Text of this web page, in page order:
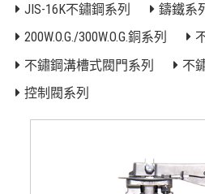
JIS-16K不鏽鋼系列
鑄鐵系
200W.O.G./300W.O.G.銅系列
不鏽鋼溝槽式閥門系列
不
控制閥系列